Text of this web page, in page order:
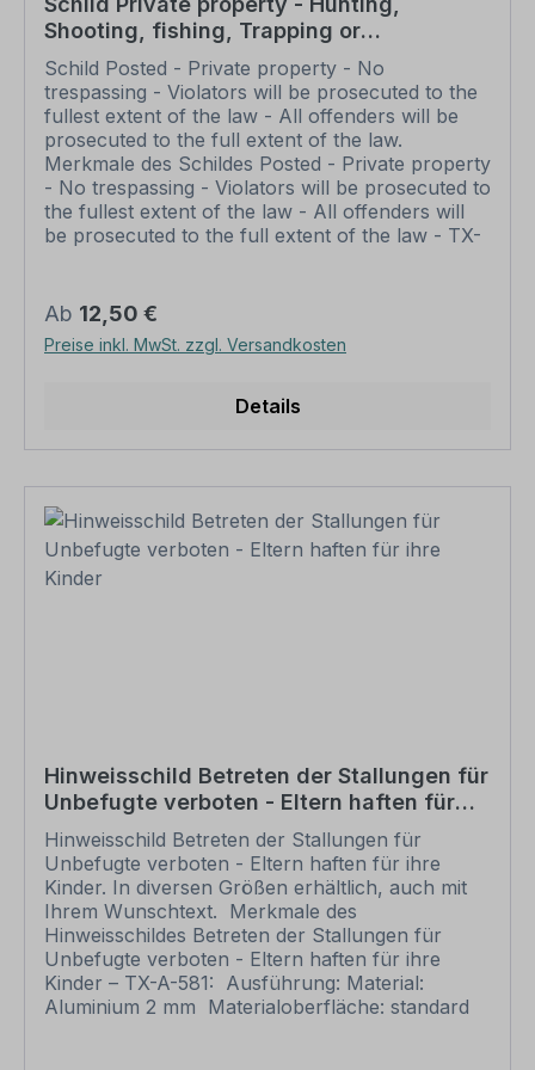
Shooting, fishing, Trapping or
trespassing for any purpose is strictly
forbidden - All offenders will be
prosecuted to the full extent of the law
Schild Posted - Private property - No
trespassing - Violators will be prosecuted to the
fullest extent of the law - All offenders will be
prosecuted to the full extent of the law.
Merkmale des Schildes Posted - Private property
- No trespassing - Violators will be prosecuted to
the fullest extent of the law - All offenders will
be prosecuted to the full extent of the law - TX-
Abmessungen: 200 x 300 mm 300 x 450 mm
400 x 600 mm 500 x 750 mm 600 x 900 mm
Verarbeitung: rechteckig beschnitten mit
Schild Bitte beachten Sie: Dieses Schild kann
mit individuellen Attributen bestellt werden.
Nach Ihrer Bestellung setzen wir Ihre Wünsche
um und übermittelt Ihnen eine Korrekturdatei zur
Ansicht. Bitte prüfen Sie die Inhalte dieser
Schilder mit Text- und Zeichenänderungen oder
nach Ihrer Vorgabe gelocht sind individuelle
Schilder und somit grundsätzlich vom
Rückgaberecht ausgeschlossen.
Regulärer Preis:
Ab 12,50 €
Preise inkl. MwSt. zzgl. Versandkosten
Details
Hinweisschild Betreten der Stallungen für
Unbefugte verboten - Eltern haften für
ihre Kinder
Hinweisschild Betreten der Stallungen für
Unbefugte verboten - Eltern haften für ihre
Kinder. In diversen Größen erhältlich, auch mit
Ihrem Wunschtext. Merkmale des
Hinweisschildes Betreten der Stallungen für
Unbefugte verboten - Eltern haften für ihre
Kinder – TX-A-581: Ausführung: Material:
Aluminium 2 mm Materialoberfläche: standard